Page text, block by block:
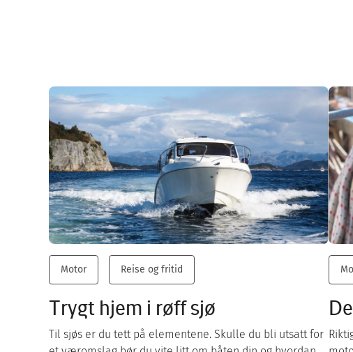
Motor Reise og fritid
Trygt hjem i røff sjø
Til sjøs er du tett på elementene. Skulle du bli utsatt for